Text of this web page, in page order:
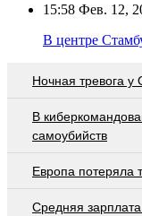
15:58 Фев. 12,
В центре
Ночная тревога
В
самоубийств
Европа потеряла
Средняя